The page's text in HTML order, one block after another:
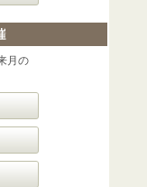
月の